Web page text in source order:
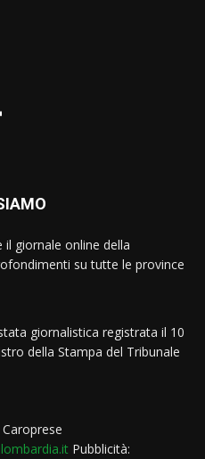
il giornale online della
su tutte le province
giornalistica registrata il 10
della Stampa del Tribunale
Pubblicità: